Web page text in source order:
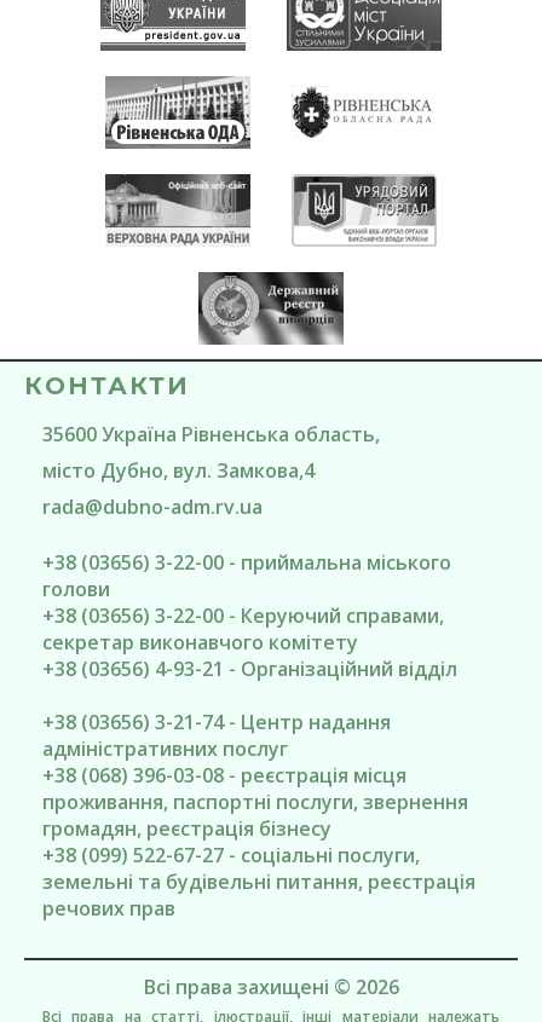
КОНТАКТИ
35600Україна Рівненська область,
місто Дубно, вул. Замкова,4
rada@dubno-adm.rv.ua
+38 (03656) 3-22-00 - приймальна міського
голови
+38 (03656) 3-22-00 - Керуючий справами,
секретар виконавчого комітету
+38 (03656) 4-93-21 - Організаційний відділ
+38 (03656) 3-21-74 - Центр надання
адміністративних послуг
+38 (068) 396-03-08 - реєстрація місця
проживання, паспортні послуги, звернення
громадян, реєстрація бізнесу
+38 (099) 522-67-27 - соціальні послуги,
земельні та будівельні питання, реєстрація
речових прав
Всі права захищені © 2026
Всі права на статті, ілюстрації, інші матеріали належать